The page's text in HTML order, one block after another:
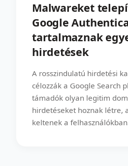
Malwareket
Google
tartalmaznak
hirdetések
A rosszindulatú hirdetési
célozzák a Google Search
támadók olyan legitim
hirdetéseket hoznak létre,
keltenek a